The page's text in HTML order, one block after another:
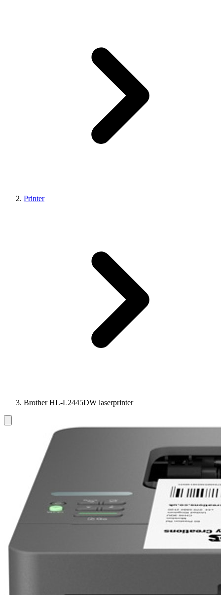
Printer
Brother HL-L2445DW laserprinter